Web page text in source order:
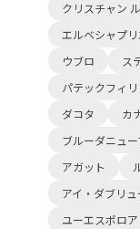
クリスチャン
エルベシャプリ
ウブロ
ス
パテックフィ
ダコタ
カ
ブルーダニュー
アガット
アイ・ダブリ
ユーエスポロ